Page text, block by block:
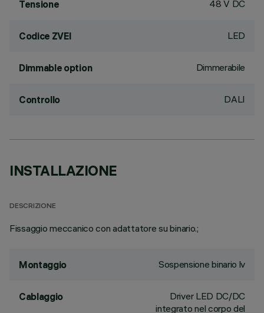
Tensione 48 V DC
Codice ZVEI LED
Dimmable option Dimmerabile
Controllo DALI
INSTALLAZIONE
DESCRIZIONE
Fissaggio meccanico con adattatore su binario.;
Montaggio Sospensione binario lv
Cablaggio
Driver LED DC/DC
integrato nel corpo del